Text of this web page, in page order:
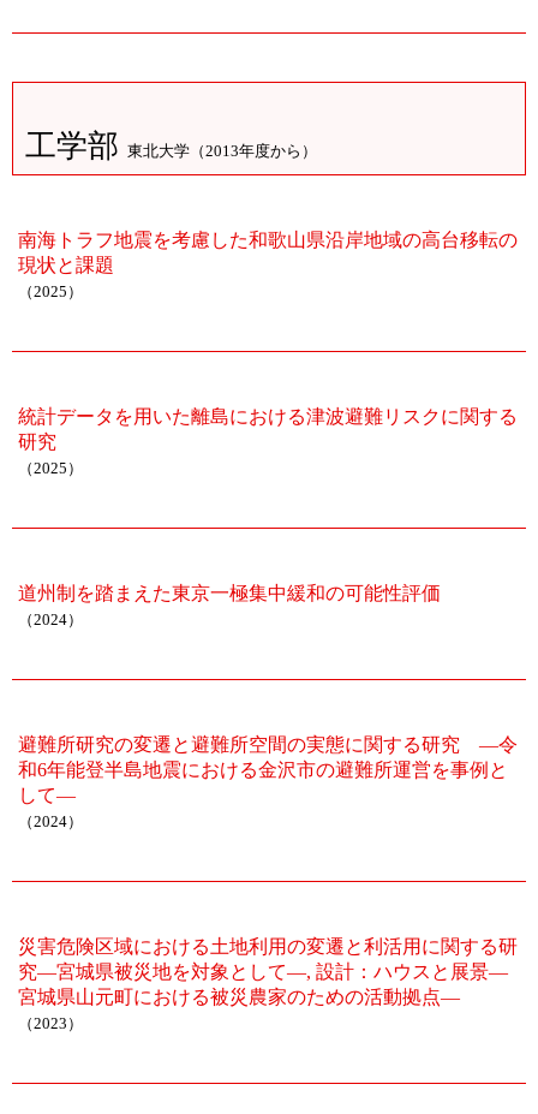
工学部 東北大学（2013年度から）
南海トラフ地震を考慮した和歌山県沿岸地域の高台移転の
現状と課題
（2025）
統計データを用いた離島における津波避難リスクに関する
研究
（2025）
道州制を踏まえた東京一極集中緩和の可能性評価
（2024）
避難所研究の変遷と避難所空間の実態に関する研究 ―令
和6年能登半島地震における金沢市の避難所運営を事例と
して―
（2024）
災害危険区域における土地利用の変遷と利活用に関する研
究―宮城県被災地を対象として―, 設計：ハウスと展景―
宮城県山元町における被災農家のための活動拠点―
（2023）